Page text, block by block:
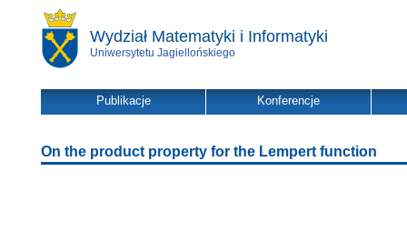
Wydział Matematyki i Informatyki
Uniwersytetu Jagiellońskiego
Publikacje Konferencje
On the product property for the Lempert function